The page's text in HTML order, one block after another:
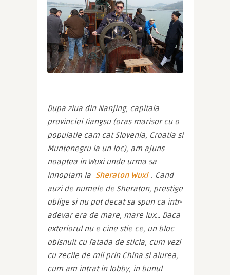
Dupa ziua din Nanjing, capitala
provinciei Jiangsu (oras marisor cu o
populatie cam cat Slovenia, Croatia si
Muntenegru la un loc), am ajuns
noaptea in Wuxi unde urma sa
innoptam la Sheraton Wuxi . Cand
auzi de numele de Sheraton, prestige
oblige si nu pot decat sa spun ca intr-
adevar era de mare, mare lux… Daca
exteriorul nu e cine stie ce, un bloc
obisnuit cu fatada de sticla, cum vezi
cu zecile de mii prin China si aiurea,
cum am intrat in lobby, in bunul